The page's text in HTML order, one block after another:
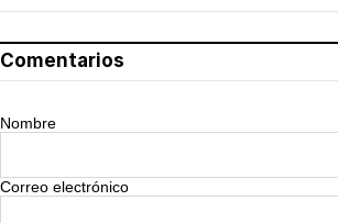
Comentarios
Nombre
Correo electrónico